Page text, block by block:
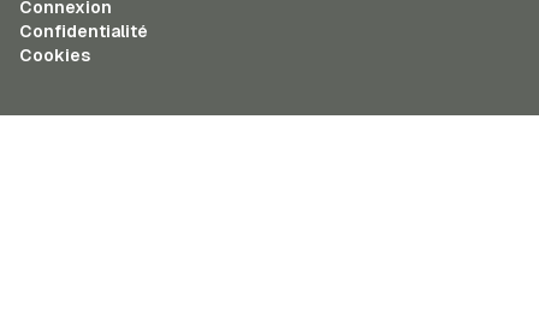
Connexion
Confidentialité
Cookies